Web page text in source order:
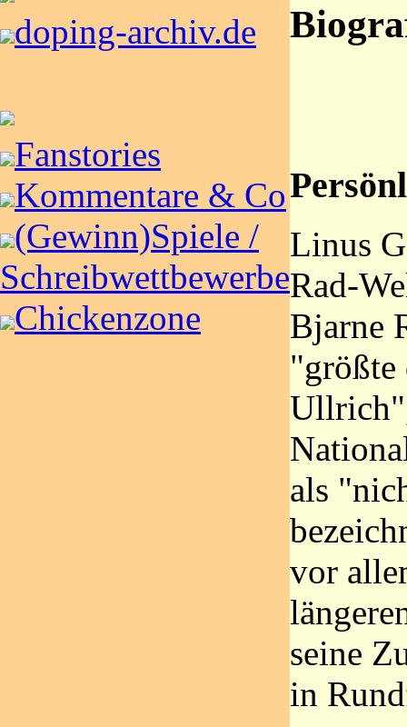
doping-archiv.de
Fanstories
Kommentare & Co
(Gewinn)Spiele /
Schreibwettbewerbe
Chickenzone
Linus
Rad-
Bjarne
"größte
als
vor
seine
in